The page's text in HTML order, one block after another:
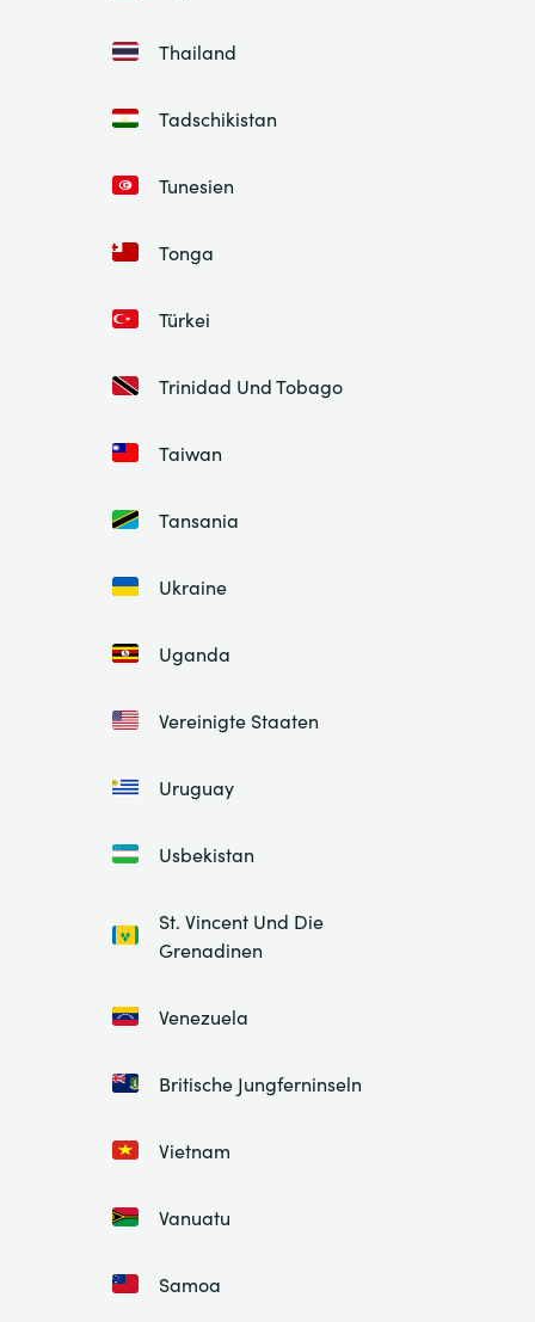
Thailand
Tadschikistan
Tunesien
Tonga
Türkei
Trinidad Und Tobago
Taiwan
Tansania
Ukraine
Uganda
Vereinigte Staaten
Uruguay
Usbekistan
St. Vincent Und Die
Grenadinen
Venezuela
Britische Jungferninseln
Vietnam
Vanuatu
Samoa